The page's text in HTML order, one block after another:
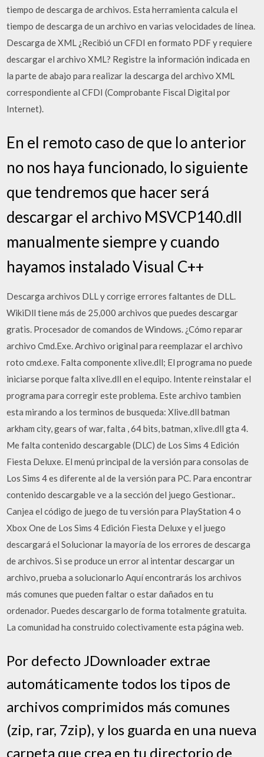
tiempo de descarga de archivos. Esta herramienta calcula el
tiempo de descarga de un archivo en varias velocidades de línea.
Descarga de XML ¿Recibió un CFDI en formato PDF y requiere
descargar el archivo XML? Registre la información indicada en
la parte de abajo para realizar la descarga del archivo XML
correspondiente al CFDI (Comprobante Fiscal Digital por
Internet).
En el remoto caso de que lo anterior
no nos haya funcionado, lo siguiente
que tendremos que hacer será
descargar el archivo MSVCP140.dll
manualmente siempre y cuando
hayamos instalado Visual C++
Descarga archivos DLL y corrige errores faltantes de DLL.
WikiDll tiene más de 25,000 archivos que puedes descargar
gratis. Procesador de comandos de Windows. ¿Cómo reparar
archivo Cmd.Exe. Archivo original para reemplazar el archivo
roto cmd.exe. Falta componente xlive.dll; El programa no puede
iniciarse porque falta xlive.dll en el equipo. Intente reinstalar el
programa para corregir este problema. Este archivo tambien
esta mirando a los terminos de busqueda: Xlive.dll batman
arkham city, gears of war, falta , 64 bits, batman, xlive.dll gta 4.
Me falta contenido descargable (DLC) de Los Sims 4 Edición
Fiesta Deluxe. El menú principal de la versión para consolas de
Los Sims 4 es diferente al de la versión para PC. Para encontrar
contenido descargable ve a la sección del juego Gestionar..
Canjea el código de juego de tu versión para PlayStation 4 o
Xbox One de Los Sims 4 Edición Fiesta Deluxe y el juego
descargará el Solucionar la mayoría de los errores de descarga
de archivos. Si se produce un error al intentar descargar un
archivo, prueba a solucionarlo Aquí encontrarás los archivos
más comunes que pueden faltar o estar dañados en tu
ordenador. Puedes descargarlo de forma totalmente gratuita.
La comunidad ha construido colectivamente esta página web.
Por defecto JDownloader extrae
automáticamente todos los tipos de
archivos comprimidos más comunes
(zip, rar, 7zip), y los guarda en una nueva
carpeta que crea en tu directorio de